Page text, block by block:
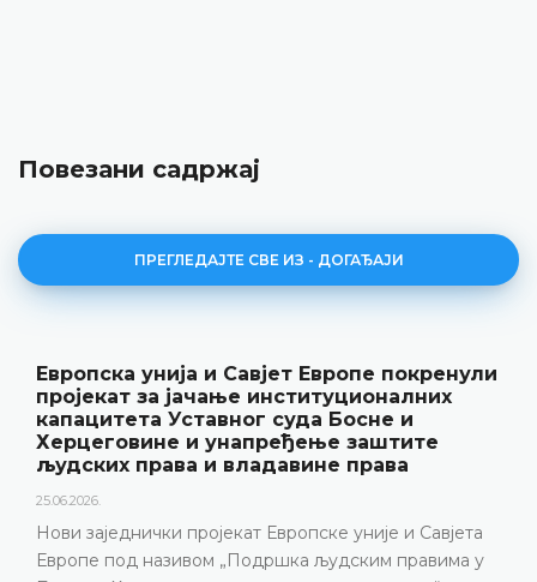
Повезани садржај
ПРЕГЛЕДАЈТЕ СВЕ ИЗ - ДОГАЂАЈИ
Уставни суд БиХ представио годишње
резултате рада и нову публикацију
„Годишњак“
18.05.2026.
представљени релевантна статистика, кључни
резултати рада Уставног суда у 2025. години, али и